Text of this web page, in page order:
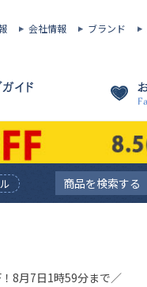
会社情報 ブランド
8月7日1時59分まで／